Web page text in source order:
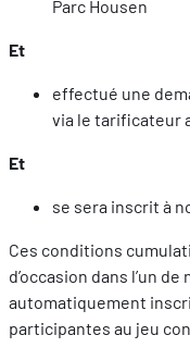
Parc Housen
Et
effectué une
via le tarificateur
Et
se sera inscrit à
Ces conditions
d’occasion dans l’un
automatiquement
participantes au jeu